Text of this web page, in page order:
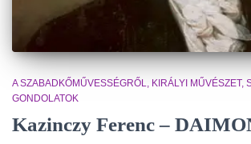
A SZABADKŐMŰVESSÉGRŐL KIRÁLYI MŰVÉSZET
GONDOLATOK
Kazinczy Ferenc –